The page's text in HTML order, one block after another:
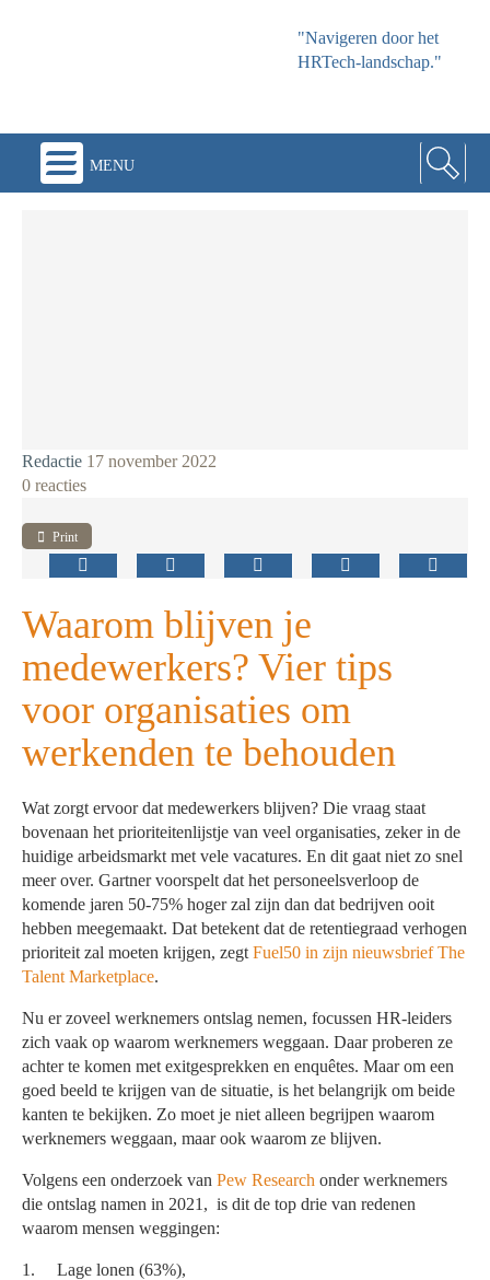
"Navigeren door het
HRTech-landschap."
menu
Redactie 17 november 2022
0 reacties
Print
Waarom blijven je
medewerkers? Vier tips
voor organisaties om
werkenden te behouden
Wat zorgt ervoor dat medewerkers blijven? Die vraag staat
bovenaan het prioriteitenlijstje van veel organisaties, zeker in de
huidige arbeidsmarkt met vele vacatures. En dit gaat niet zo snel
meer over. Gartner voorspelt dat het personeelsverloop de
komende jaren 50-75% hoger zal zijn dan dat bedrijven ooit
hebben meegemaakt. Dat betekent dat de retentiegraad verhogen
prioriteit zal moeten krijgen, zegtFuel50 in zijn nieuwsbrief The
Talent Marketplace.
Nu er zoveel werknemers ontslag nemen, focussen HR-leiders
zich vaak op waarom werknemers weggaan. Daar proberen ze
achter te komen met exitgesprekken en enquêtes. Maar om een
goed beeld te krijgen van de situatie, is het belangrijk om beide
kanten te bekijken. Zo moet je niet alleen begrijpen waarom
werknemers weggaan, maar ook waarom ze blijven.
Volgens een onderzoek vanPew Research onder werknemers
die ontslag namen in 2021, is dit de top drie van redenen
waarom mensen weggingen:
1. Lage lonen (63%),